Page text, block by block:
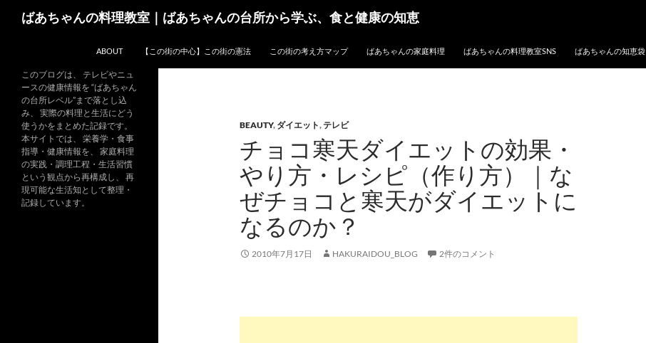
ばあちゃんの料理教室｜ばあちゃんの台所から学ぶ、食と健康の知恵
ABOUT 【この街の中心】この街の憲法 この街の考え方マップ ばあちゃんの家庭料理 ばあちゃんの料理教室SNS ばあちゃんの知恵袋
BEAUTY, ダイエット,テレビ
チョコ寒天ダイエットの効果・
やり方・レシピ（作り方）｜な
ぜチョコと寒天がダイエットに
なるのか？
2010年7月17日 HAKURAIDOU_BLOG 2件のコメント
このブログは、 テレビやニュ
ースの健康情報を “ばあちゃん
の台所レベル”まで落とし込
み、 実際の料理と生活にどう
使うかをまとめた記録です。
本サイトでは、 栄養学・食事
指導・健康情報を、 家庭料理
の実践・調理工程・生活習慣
という観点から再構成し、 再
現可能な生活知として整理・
記録しています。